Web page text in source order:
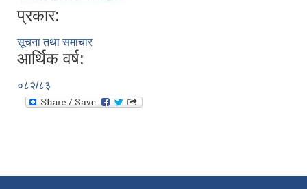
प्रकार:
सूचना तथा समाचार
आर्थिक वर्ष:
०८२/८३